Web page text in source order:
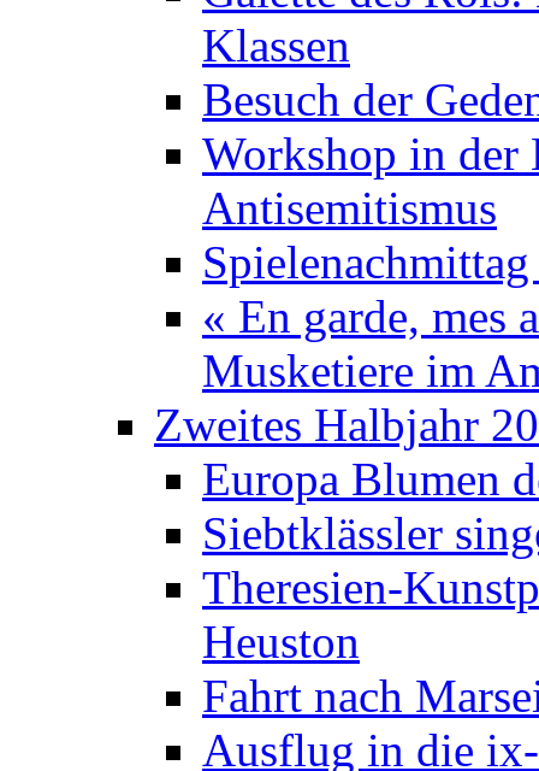
Klassen
Besuch der
Workshop in der
Antisemitismus
« En garde, mes
Musketiere im
Zweites Halbjahr
Europa Blumen
Siebtklässler
Theresien-
Heuston
Fahrt nach
Ausflug in die